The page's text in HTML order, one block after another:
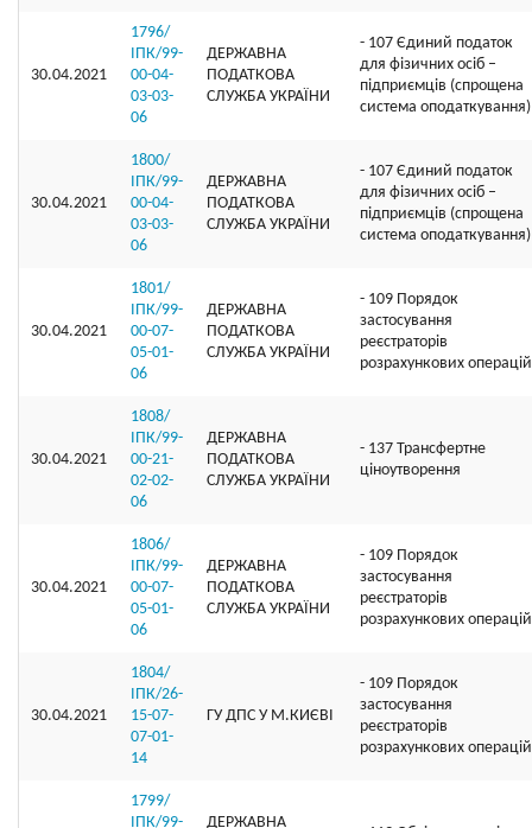
30.04.2021
1796/
ІПК/99-
00-04-
03-03-
06
ДЕРЖАВНА
ПОДАТКОВА
СЛУЖБА УКРАЇНИ
- 107 Єдиний податок
для фізичних осіб –
підприємців (спрощена
система оподаткування)
30.04.2021
1800/
ІПК/99-
00-04-
03-03-
06
ДЕРЖАВНА
ПОДАТКОВА
СЛУЖБА УКРАЇНИ
- 107 Єдиний податок
для фізичних осіб –
підприємців (спрощена
система оподаткування)
30.04.2021
1801/
ІПК/99-
00-07-
05-01-
06
ДЕРЖАВНА
ПОДАТКОВА
СЛУЖБА УКРАЇНИ
- 109 Порядок
застосування
реєстраторів
розрахункових операцій
30.04.2021
1808/
ІПК/99-
00-21-
02-02-
06
ДЕРЖАВНА
ПОДАТКОВА
СЛУЖБА УКРАЇНИ
- 137 Трансфертне
ціноутворення
30.04.2021
1806/
ІПК/99-
00-07-
05-01-
06
ДЕРЖАВНА
ПОДАТКОВА
СЛУЖБА УКРАЇНИ
- 109 Порядок
застосування
реєстраторів
розрахункових операцій
30.04.2021
1804/
ІПК/26-
15-07-
07-01-
14
ГУ ДПС У М.КИЄВІ
- 109 Порядок
застосування
реєстраторів
розрахункових операцій
1799/
ІПК/99-
ДЕРЖАВНА